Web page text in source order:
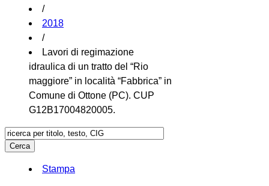
/
2018
/
Lavori di regimazione
idraulica di un tratto del “Rio
maggiore” in località “Fabbrica” in
Comune di Ottone (PC). CUP
G12B17004820005.
Stampa